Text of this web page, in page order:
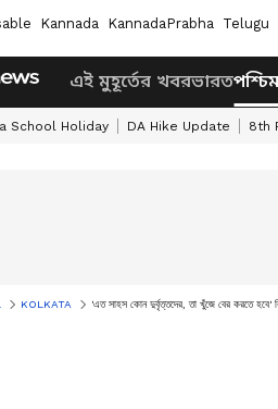
Kannada KannadaPrabha Telugu
এই মুহূর্তের খবরভারত
School Holiday DA Hike Update 8th
KOLKATA 'এত সাহস কোন দুর্বৃত্তদের, তা খুঁজে বের করতে হবে'